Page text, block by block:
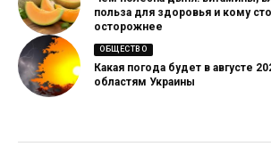
польза для здоровья и кому
осторожнее
ОБЩЕСТВО
Какая погода будет в августе
областям Украины